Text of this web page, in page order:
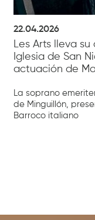
22.04.2026
Les Arts lleva
Iglesia de San
actuación de
La soprano
de Minguillón,
Barroco italiano